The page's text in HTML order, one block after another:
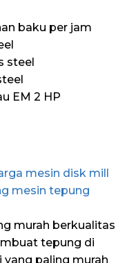
baku per jam
steel
EM 2 HP
mesin disk mill
mesin tepung
murah berkualitas
tepung di
yang paling murah